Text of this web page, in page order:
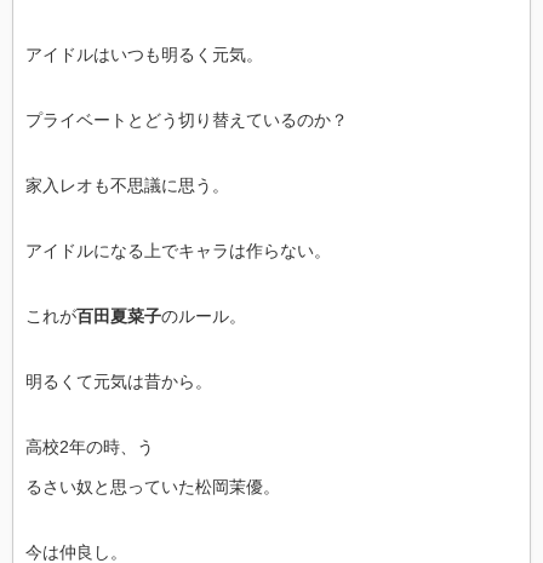
アイドルはいつも明るく元気。
プライベートとどう切り替えているのか？
家入レオも不思議に思う。
アイドルになる上でキャラは作らない。
これが百田夏菜子のルール。
明るくて元気は昔から。
高校2年の時、う
るさい奴と思っていた松岡茉優。
今は仲良し。